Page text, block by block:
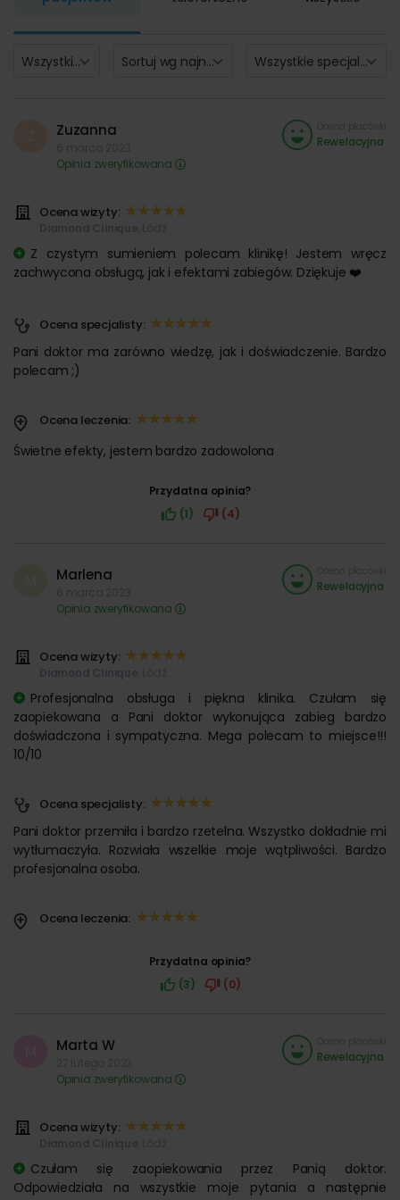
Wszystkie oceny (3) Sortuj wg najnowszych Wszystkie specjalizacje
Zuzanna
Opinia zweryfikowana
Rewelacyjna
Ocena wizyty:
Z czystym sumieniem polecam klinikę! Jestem wręcz
zachwycona obsługą, jak i efektami zabiegów. Dziękuje ❤️
Ocena specjalisty:
Pani doktor ma zarówno wiedzę, jak i doświadczenie. Bardzo
polecam ;)
Ocena leczenia:
Świetne efekty, jestem bardzo zadowolona
Przydatna opinia?
(1)
(4)
Marlena
Opinia zweryfikowana
Rewelacyjna
Ocena wizyty:
Profesjonalna obsługa i piękna klinika. Czułam się
zaopiekowana a Pani doktor wykonująca zabieg bardzo
doświadczona i sympatyczna. Mega polecam to miejsce!!!
10/10
Ocena specjalisty:
Pani doktor przemiła i bardzo rzetelna. Wszystko dokładnie mi
wytłumaczyła. Rozwiała wszelkie moje wątpliwości. Bardzo
profesjonalna osoba.
Ocena leczenia:
Przydatna opinia?
(3)
(0)
Marta W
Opinia zweryfikowana
Rewelacyjna
Ocena wizyty:
Czułam się zaopiekowania przez Panią doktor.
Odpowiedziała na wszystkie moje pytania a następnie